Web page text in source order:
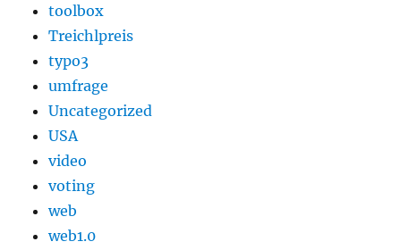
toolbox
Treichlpreis
typo3
umfrage
Uncategorized
USA
video
voting
web
web1.0